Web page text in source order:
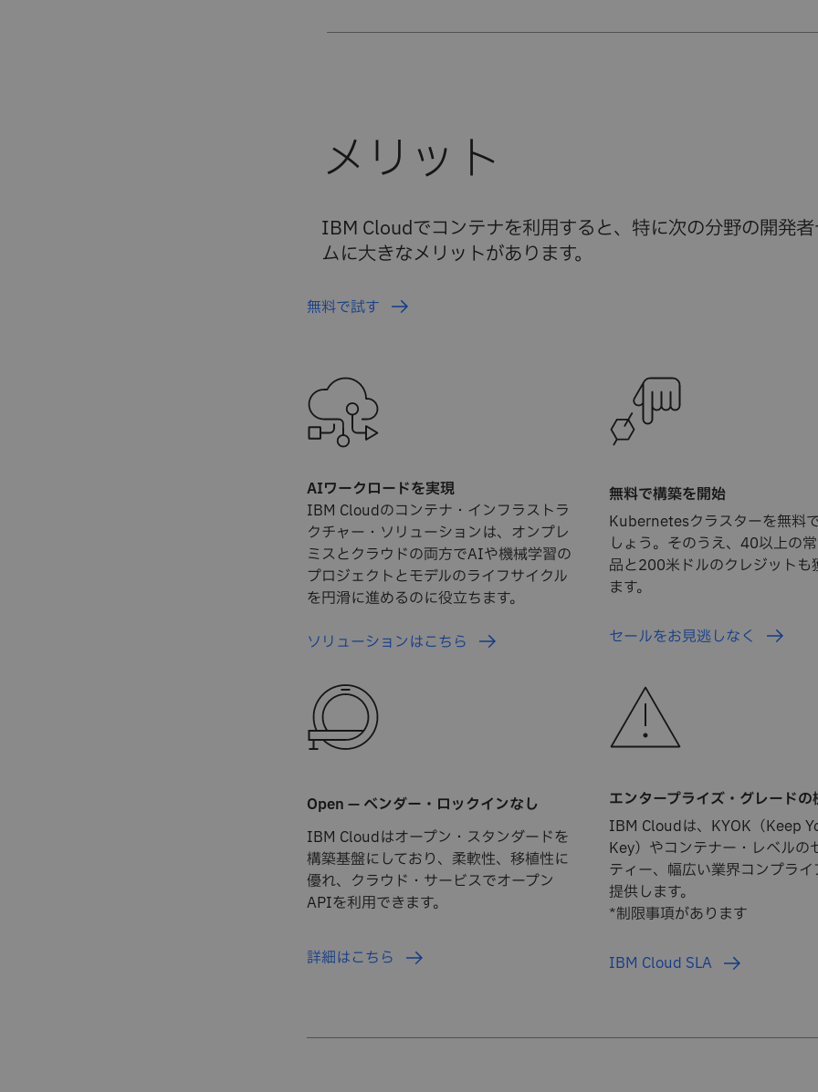
IBM Cloudでコンテナを利用すると、特に次の分野の開発
ムに大きなメリットがあります。
無料で試す
AIワークロードを実現
IBM Cloudのコンテナ・インフラストラ
クチャー・ソリューションは、オンプレ
ミスとクラウドの両方でAIや機械学習の
プロジェクトとモデルのライフサイクル
を円滑に進めるのに役立ちます。
ソリューションはこちら
無料で構築を開始
Kubernetesクラスターを無料
しょう。そのうえ、40以上の
品と200米ドルのクレジットも
ます。
セールをお見逃しなく
Open — ベンダー・ロックインなし
IBM Cloudはオープン・スタンダードを
構築基盤にしており、柔軟性、移植性に
優れ、クラウド・サービスでオープン
APIを利用できます。
詳細はこちら
エンタープライズ・グレードの
IBM Cloudは、KYOK（Keep
Key） やコンテナー・レベルの
ティー、幅広い業界コンプライ
提供します。
*制限事項があります
IBM Cloud SLA